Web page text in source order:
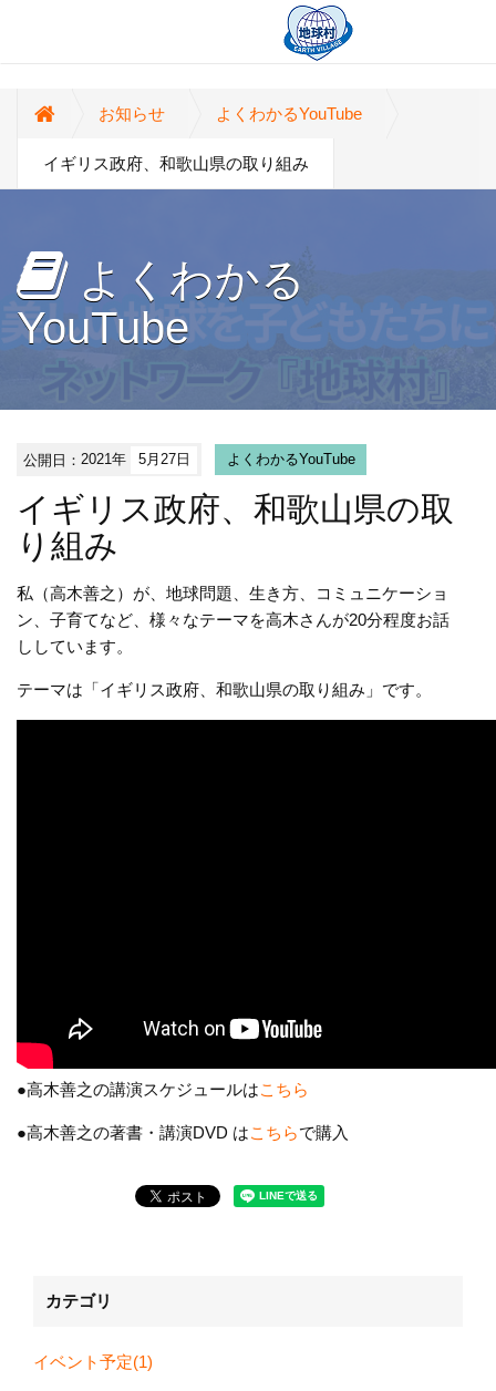
お知らせ よくわかるYouTube
イギリス政府、和歌山県の取り組み
よくわかる
YouTube
公開日：2021年 5月27日 よくわかるYouTube
イギリス政府、和歌山県の取
り組み
私（高木善之）が、地球問題、生き方、コミュニケーショ
ン、子育てなど、様々なテーマを高木さんが20分程度お話
ししています。
テーマは「イギリス政府、和歌山県の取り組み」です。
●高木善之の講演スケジュールはこちら
●高木善之の著書・講演DVD はこちらで購入
カテゴリ
イベント予定(1)